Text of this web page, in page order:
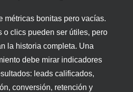
métricas bonitas pero vacías.
o clics pueden ser útiles, pero
la historia completa. Una
debe mirar indicadores
leads calificados,
conversión, retención y